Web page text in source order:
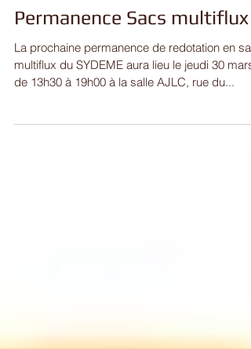
Permanence Sacs multiflux
La prochaine permanence de redotation en
multiflux du SYDEME aura lieu le jeudi 30 mars